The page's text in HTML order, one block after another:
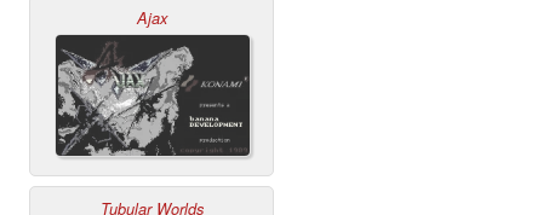
Ajax
Tubular Worlds